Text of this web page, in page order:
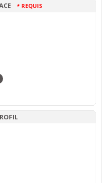
* REQUIS